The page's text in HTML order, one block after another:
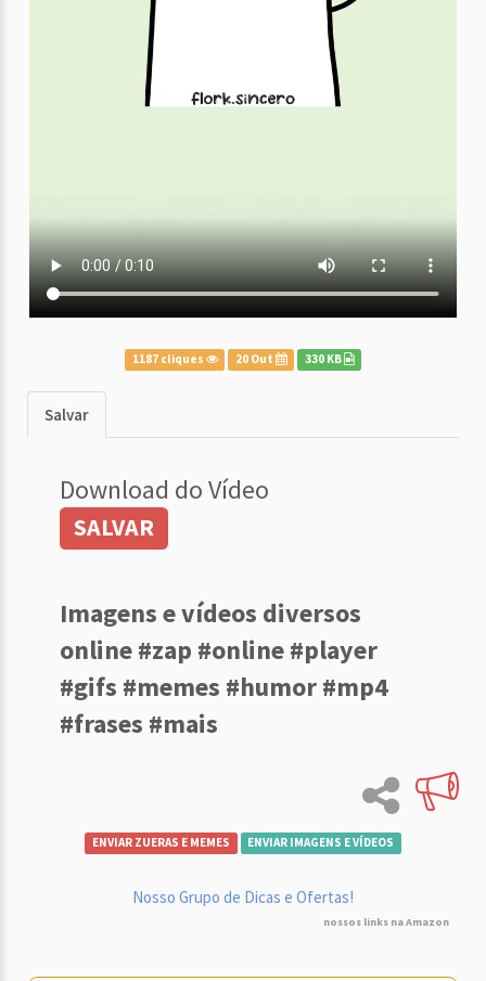
1187 cliques 20 Out 330 KB
Salvar
Download do Vídeo
SALVAR
Imagens e vídeos diversos
online #zap #online #player
#gifs #memes #humor #mp4
#frases #mais
ENVIAR ZUERAS E MEMES ENVIAR IMAGENS E VÍDEOS
Nosso Grupo de Dicas e Ofertas!
nossos links na Amazon